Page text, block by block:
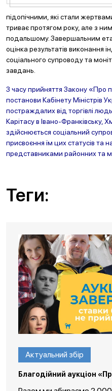
підопічними, які стали
триває протягом року, але з
подальшому. Завершальним
оцінка результатів виконання
соціального супроводу та
завдань.
З часу прийняття Закону «Про
постанови Кабінету Міністрів
постраждалих від торгівлі
Карітасу в Івано-Франківську,
здійснюється соціальний
присвоєння їм цих статусів
представниками районних та
Теги:
Актуальний збір
Благодійний аукціон